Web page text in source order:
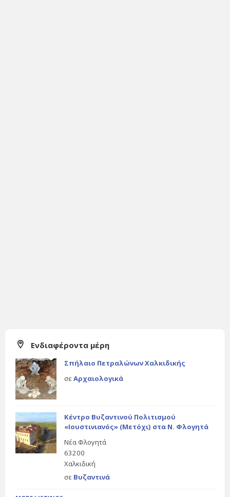
Ενδιαφέροντα μέρη
Σπήλαιο Πετραλώνων Χαλκιδικής
σε Αρχαιολογικά
Κέντρο Βυζαντινού Πολιτισμού
«Ιουστινιανός» (Μετόχι) στα Ν. Φλογητά
Νέα Φλογητά
63200
Χαλκιδική
σε Βυζαντινά